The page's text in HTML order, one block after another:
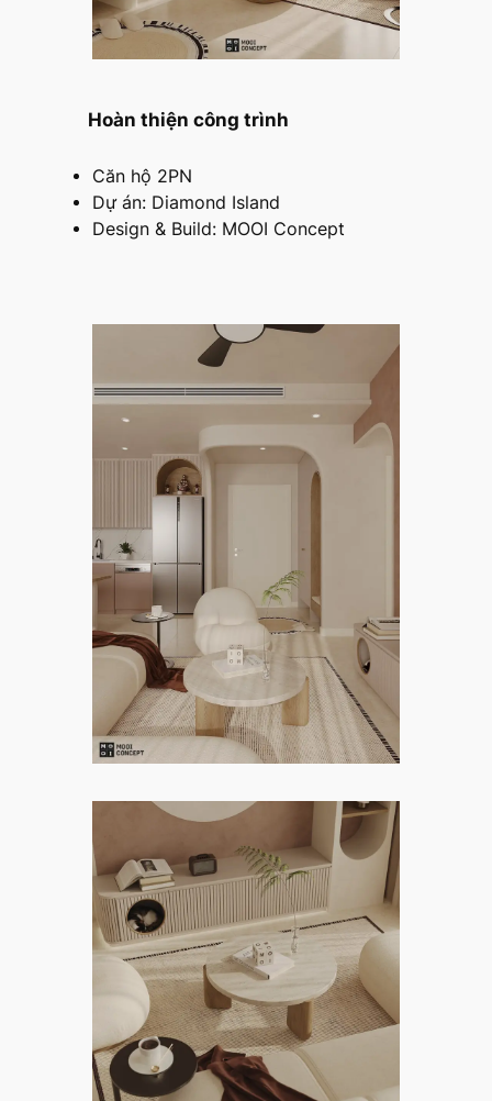
Hoàn thiện công trình
Căn hộ 2PN
Dự án: Diamond Island
Design & Build: MOOI Concept